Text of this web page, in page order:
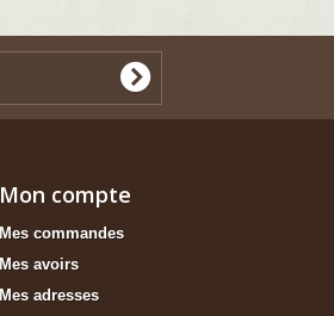
Mon compte
Mes commandes
Mes avoirs
Mes adresses